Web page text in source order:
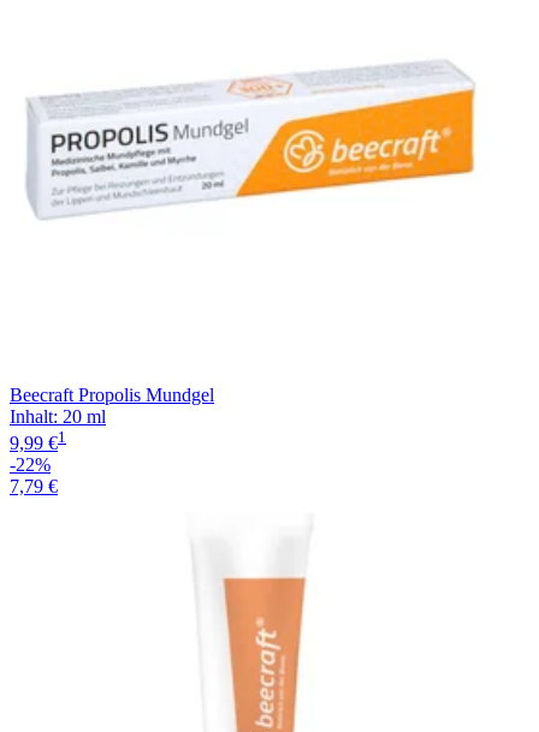
Beecraft Propolis Mundgel
Inhalt: 20 ml
9,99 €1
-22%
7,79 €